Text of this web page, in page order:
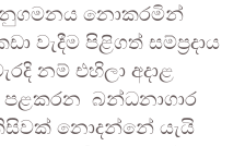
නොකරමින්
වැදීම පිළිගත් සම්ප්‍රදාය
නම් එහිලා අදාළ
පළකරන බන්ධනාගාර
නොදන්නේ යැයි